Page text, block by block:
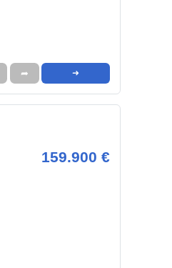
➦ ➜
159.900 €